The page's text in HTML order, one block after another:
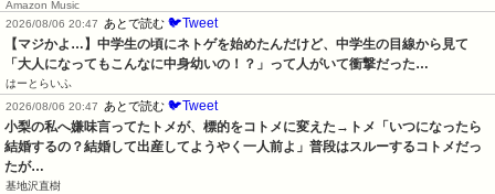
Amazon Music
2026/08/06 20:47
あとで読む 🐦Tweet
【マジかよ…】中学生の頃にネトゲを始めたんだけど、中学生の目線から見て
「大人になってもこんなに中身幼いの！？」って人がいて衝撃だった…
はーとらいふ
2026/08/06 20:47
あとで読む 🐦Tweet
小梨の私へ嫌味言ってたトメが、標的をコトメに変えた→トメ「いつになったら
結婚するの？結婚して出産してようやく一人前よ」普段はスルーするコトメだっ
たが…
基地沢直樹